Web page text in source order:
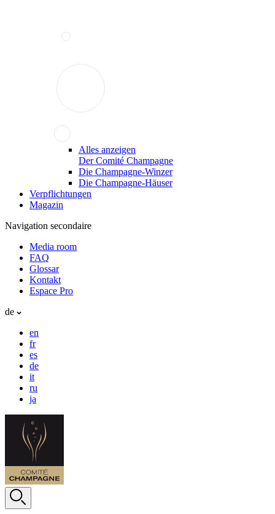
Alles anzeigen
Der Comité Champagne
Die Champagne-Winzer
Die Champagne-Häuser
Verpflichtungen
Magazin
Navigation secondaire
Media room
FAQ
Glossar
Kontakt
Espace Pro
de
en
fr
es
de
it
ru
ja